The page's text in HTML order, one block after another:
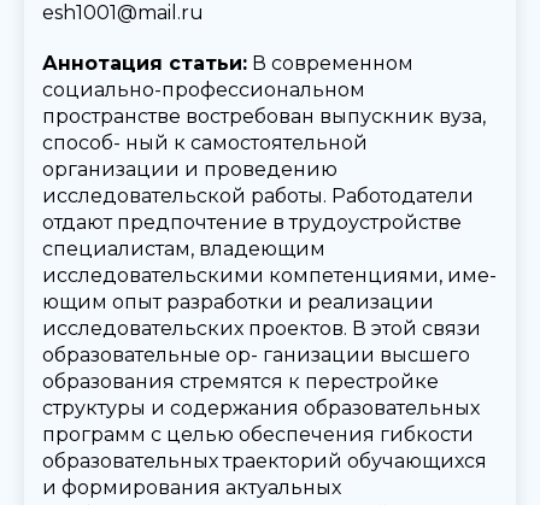
esh1001@mail.ru
Аннотация статьи: В современном
социально-профессиональном
пространстве востребован выпускник вуза,
способ- ный к самостоятельной
организации и проведению
исследовательской работы. Работодатели
отдают предпочтение в трудоустройстве
специалистам, владеющим
исследовательскими компетенциями, име-
ющим опыт разработки и реализации
исследовательских проектов. В этой связи
образовательные ор- ганизации высшего
образования стремятся к перестройке
структуры и содержания образовательных
программ с целью обеспечения гибкости
образовательных траекторий обучающихся
и формирования актуальных